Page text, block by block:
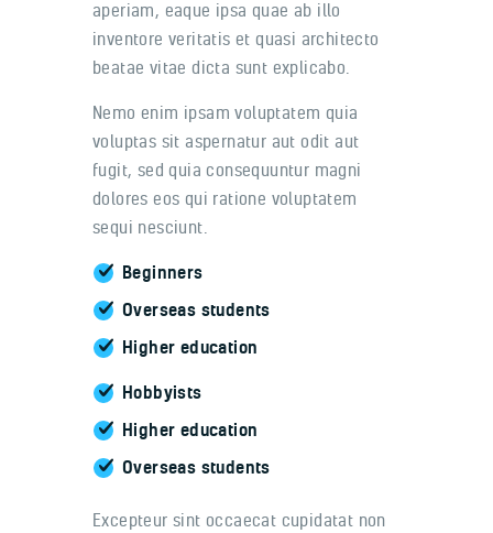
aperiam, eaque ipsa quae ab illo
inventore veritatis et quasi architecto
beatae vitae dicta sunt explicabo.
Nemo enim ipsam voluptatem quia
voluptas sit aspernatur aut odit aut
fugit, sed quia consequuntur magni
dolores eos qui ratione voluptatem
sequi nesciunt.
Beginners
Overseas students
Higher education
Hobbyists
Higher education
Overseas students
Excepteur sint occaecat cupidatat non